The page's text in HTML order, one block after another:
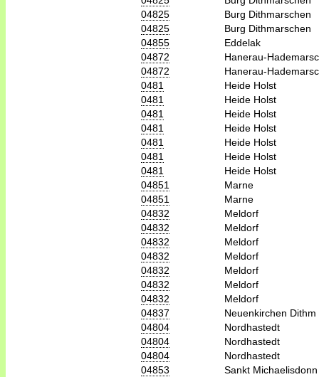
04825
Burg Dithmarschen
04825
Burg Dithmarschen
04855
Eddelak
04872
Hanerau-
04872
Hanerau-
0481
Heide Holst
0481
Heide Holst
0481
Heide Holst
0481
Heide Holst
0481
Heide Holst
0481
Heide Holst
0481
Heide Holst
04851
Marne
04851
Marne
04832
Meldorf
04832
Meldorf
04832
Meldorf
04832
Meldorf
04832
Meldorf
04832
Meldorf
04832
Meldorf
04837
Neuenkirchen Dithm
04804
Nordhastedt
04804
Nordhastedt
04804
Nordhastedt
04853
Sankt Michaelisdonn